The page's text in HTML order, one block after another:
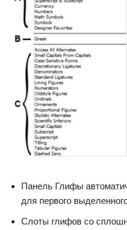
Панель Глифы
для первого
Слоты глифов со